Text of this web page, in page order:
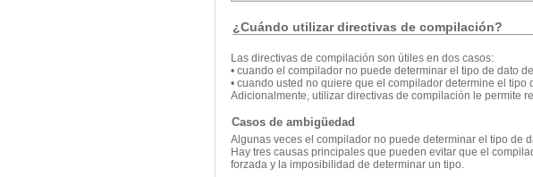
¿Cuándo utilizar directivas de compilación?
Las directivas de compilación son útiles en dos casos:
• cuando el compilador no puede determinar el tipo de dato
• cuando usted no quiere que el compilador determine el tipo
Adicionalmente, utilizar directivas de compilación le permite
Casos de ambigüedad
Algunas veces el compilador no puede determinar el tipo de
Hay tres causas principales que pueden evitar que el
forzada y la imposibilidad de determinar un tipo.